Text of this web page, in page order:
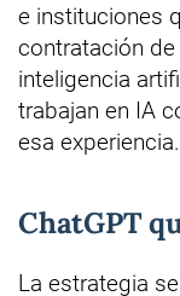
e instituciones
contratación
inteligencia
trabajan en IA
esa experiencia.
ChatGPT
La estrategia